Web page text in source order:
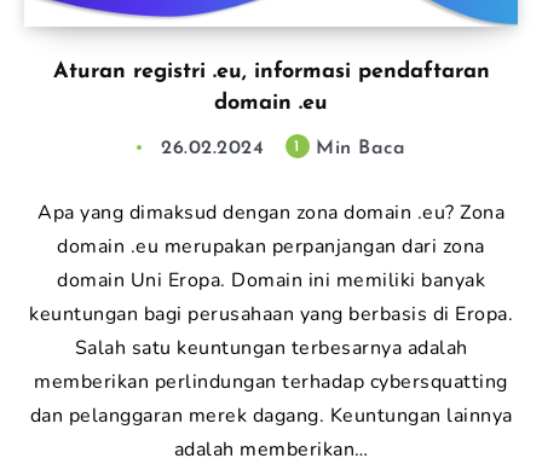
Aturan registri .eu, informasi pendaftaran
domain .eu
26.02.2024 1 Min Baca
Apa yang dimaksud dengan zona domain .eu? Zona
domain .eu merupakan perpanjangan dari zona
domain Uni Eropa. Domain ini memiliki banyak
keuntungan bagi perusahaan yang berbasis di Eropa.
Salah satu keuntungan terbesarnya adalah
memberikan perlindungan terhadap cybersquatting
dan pelanggaran merek dagang. Keuntungan lainnya
adalah memberikan…